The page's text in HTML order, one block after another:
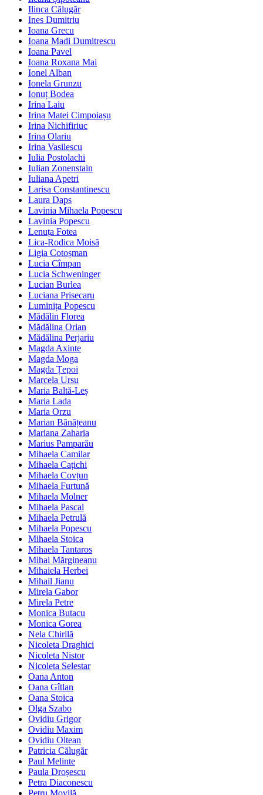
Ilinca Călugăr
Ines Dumitriu
Ioana Grecu
Ioana Madi Dumitrescu
Ioana Pavel
Ioana Roxana Mai
Ionel Alban
Ionela Grunzu
Ionuț Bodea
Irina Laiu
Irina Matei Cimpoiașu
Irina Nichifiriuc
Irina Olariu
Irina Vasilescu
Iulia Postolachi
Iulian Zonenstain
Iuliana Apetri
Larisa Constantinescu
Laura Daps
Lavinia Mihaela Popescu
Lavinia Popescu
Lenuța Fotea
Lica-Rodica Moisă
Ligia Cotoșman
Lucia Cîmpan
Lucia Schweninger
Lucian Burlea
Luciana Prisecaru
Luminița Popescu
Mădălin Florea
Mădălina Orian
Mădălina Perjariu
Magda Axinte
Magda Moga
Magda Țepoi
Marcela Ursu
Maria Baltă-Leș
Maria Lada
Maria Orzu
Marian Bănățeanu
Mariana Zaharia
Marius Pamparău
Mihaela Camilar
Mihaela Cațichi
Mihaela Covțun
Mihaela Furtună
Mihaela Molner
Mihaela Pascal
Mihaela Petrulă
Mihaela Popescu
Mihaela Stoica
Mihaela Tantaros
Mihai Mărgineanu
Mihaiela Herbei
Mihail Jianu
Mirela Gabor
Mirela Petre
Monica Butacu
Monica Gorea
Nela Chirilă
Nicoleta Draghici
Nicoleta Nistor
Nicoleta Selestar
Oana Anton
Oana Gîtlan
Oana Stoica
Olga Szabo
Ovidiu Grigor
Ovidiu Maxim
Ovidiu Oltean
Patricia Călugăr
Paul Melinte
Paula Droșescu
Petra Diaconescu
Petru Movilă